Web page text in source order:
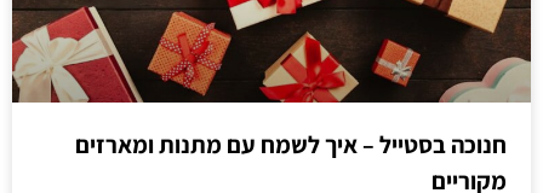
חנוכה בסטייל – איך לשמח עם מתנות ומארזים
מקוריים